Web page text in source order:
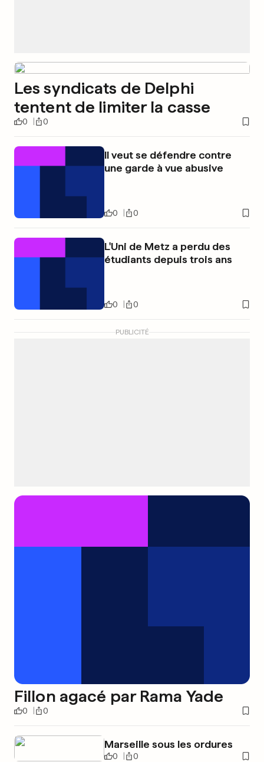
Les syndicats de Delphi
tentent de limiter la casse
0 0
Il veut se défendre contre
une garde à vue abusive
0 0
L'Uni de Metz a perdu des
étudiants depuis trois ans
0 0
PUBLICITÉ
Fillon agacé par Rama Yade
0 0
Marseille sous les ordures
0 0